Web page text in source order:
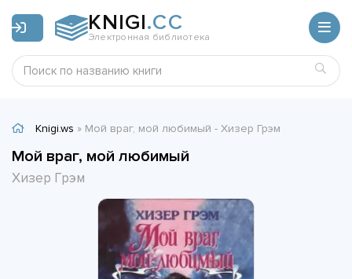
KNIGI.CC
Электронная библиотека
Knigi.ws » Мой враг, мой любимый - Хизер Грэм
Мой враг, мой любимый
Хизер Грэм